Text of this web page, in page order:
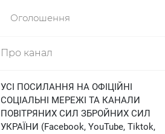
Оголошення
Про канал
УСІ ПОСИЛАННЯ НА ОФІЦІЙНІ
СОЦІАЛЬНІ МЕРЕЖІ ТА КАНАЛИ
ПОВІТРЯНИХ СИЛ ЗБРОЙНИХ СИЛ
УКРАЇНИ (Facebook, YouTube, Tiktok,